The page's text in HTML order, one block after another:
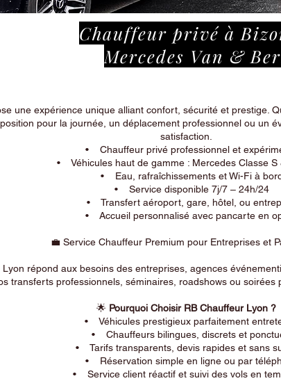
Chauffeur privé à
Mercedes Van &
une expérience unique alliant confort, sécurité et prestige.
pour la journée, un déplacement professionnel ou un
satisfaction.
• Chauffeur privé professionnel et
• Véhicules haut de gamme : Mercedes Classe S
• Eau, rafraîchissements et Wi-Fi à
• Service disponible 7j/7 – 24h/24
• Transfert aéroport, gare, hôtel, ou
• Accueil personnalisé avec pancarte en
💼 Service Chauffeur Premium pour Entreprises et
répond aux besoins des entreprises, agences
transferts professionnels, séminaires, roadshows ou soirées
🌟 Pourquoi Choisir RB Chauffeur Lyon ?
• Véhicules prestigieux parfaitement
• Chauffeurs bilingues, discrets et
• Tarifs transparents, devis rapides et sans
• Réservation simple en ligne ou par
• Service client réactif et suivi des vols en